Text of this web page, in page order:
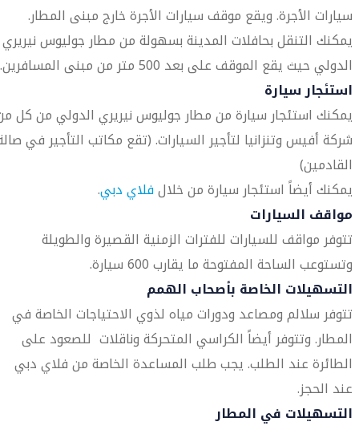
سيارات الأجرة. ويقع موقف سيارات الأجرة خارج مبنى المطار.
يمكنك التنقل بحافلات المدينة بسهولة من مطار جوليوس نيريري
الدولي حيث يقع الموقف على بعد 500 متر من مبنى المسافرين.
استئجار سيارة
يمكنك استئجار سيارة من مطار جوليوس نيريري الدولي من كل
شركة أفيس وتنزانيا لتأجير السيارات. (تقع مكاتب التأجير في
القادمين)
يمكنك أيضاً استئجار سيارة من خلالفلاي دبي.
مواقف السيارات
تتوفر مواقف للسيارات للفترات الزمنية القصيرة والطويلة
وتستوعب الساحة المفتوحة ما يقارب 600 سيارة.
التسهيلات الخاصة بأصحاب الهمم
تتوفر سلالم ومصاعد ودورات مياه لذوي الاحتياجات الخاصة في
المطار. وتتوفر أيضاً الكراسي المتحركة وناقلات للصعود على
الطائرة عند الطلب. يجب طلب المساعدة الخاصة من فلاي دبي
عند الحجز.
التسهيلات في المطار